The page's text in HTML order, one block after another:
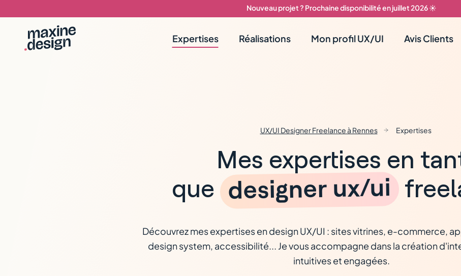
Nouveau projet ? Prochaine disponibilité en juillet 2026 ☀️
Expertises Réalisations Mon profil UX/UI Avis Clients
UX/UI Designer Freelance à Rennes Expertises
Mes expertises en
que designer ux/ui
Découvrez mes expertises en design UX/UI : sites vitrines, e-commerce,
design system, accessibilité... Je vous accompagne dans la création
intuitives et engagées.